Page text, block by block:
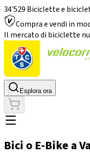
34'529 Biciclette e
Compra e vendi in
Il mercato di biciclette
Esplora ora
Bici o E-Bike a